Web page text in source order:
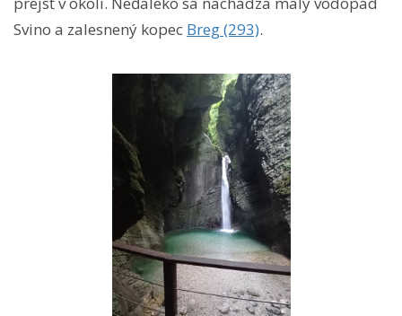
Svino a zalesnený kopec Breg (293).